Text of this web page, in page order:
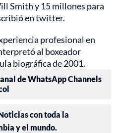
Smith y 15 millones para
en twitter.
profesional en
al boxeador
biográfica de 2001.
de WhatsApp Channels
con toda la
y el mundo.